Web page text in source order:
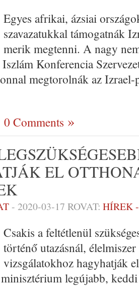
Egyes afrikai, ázsiai
szavazatukkal támogatnák
merik megtenni. A nagy
Konferencia
megtorolnák az
0 Comments
EL
- 2020-03-17 ROVAT: HÍREK
Csakis a feltétlenül
történő utazásnál,
vizsgálatokhoz hagyhatják
legújabb,